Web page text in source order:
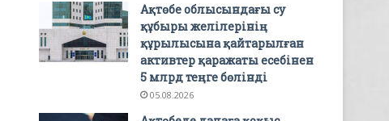
Ақтөбе облысындағы су
құбыры желілерінің
құрылысына қайтарылған
активтер қаражаты есебінен
5 млрд теңге бөлінді
05.08.2026